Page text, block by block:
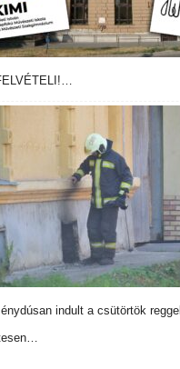
indult a csütörtök reggel